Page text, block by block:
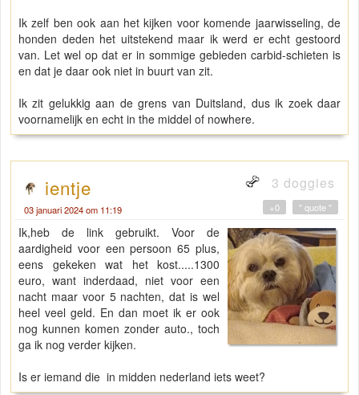
Ik zelf ben ook aan het kijken voor komende jaarwisseling, de
honden deden het uitstekend maar ik werd er echt gestoord
van. Let wel op dat er in sommige gebieden carbid-schieten is
en dat je daar ook niet in buurt van zit.
Ik zit gelukkig aan de grens van Duitsland, dus ik zoek daar
voornamelijk en echt in the middel of nowhere.
ientje 3 doggies
03 januari 2024 om 11:19 " quote "
+0
Ik,heb de link gebruikt. Voor de
aardigheid voor een persoon 65 plus,
eens gekeken wat het kost.....1300
euro, want inderdaad, niet voor een
nacht maar voor 5 nachten, dat is wel
heel veel geld. En dan moet ik er ook
nog kunnen komen zonder auto., toch
ga ik nog verder kijken.
Is er iemand die in midden nederland iets weet?